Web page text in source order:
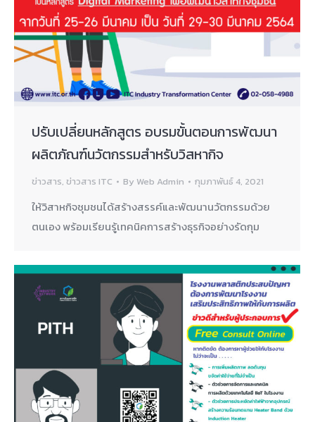
ปรับเปลี่ยนหลักสูตร อบรมขั้นตอนการพัฒนา
ผลิตภัณฑ์นวัตกรรมสำหรับวิสหากิจ
ข่าวสาร, ข่าวสาร ITC By Web Admin กุมภาพันธ์ 4, 2021
ให้วิสาหกิจชุมชนได้สร้างสรรค์และพัฒนานวัตกรรมด้วย
ตนเอง พร้อมเรียนรู้เทคนิคการสร้างธุรกิจอย่างรัดกุม